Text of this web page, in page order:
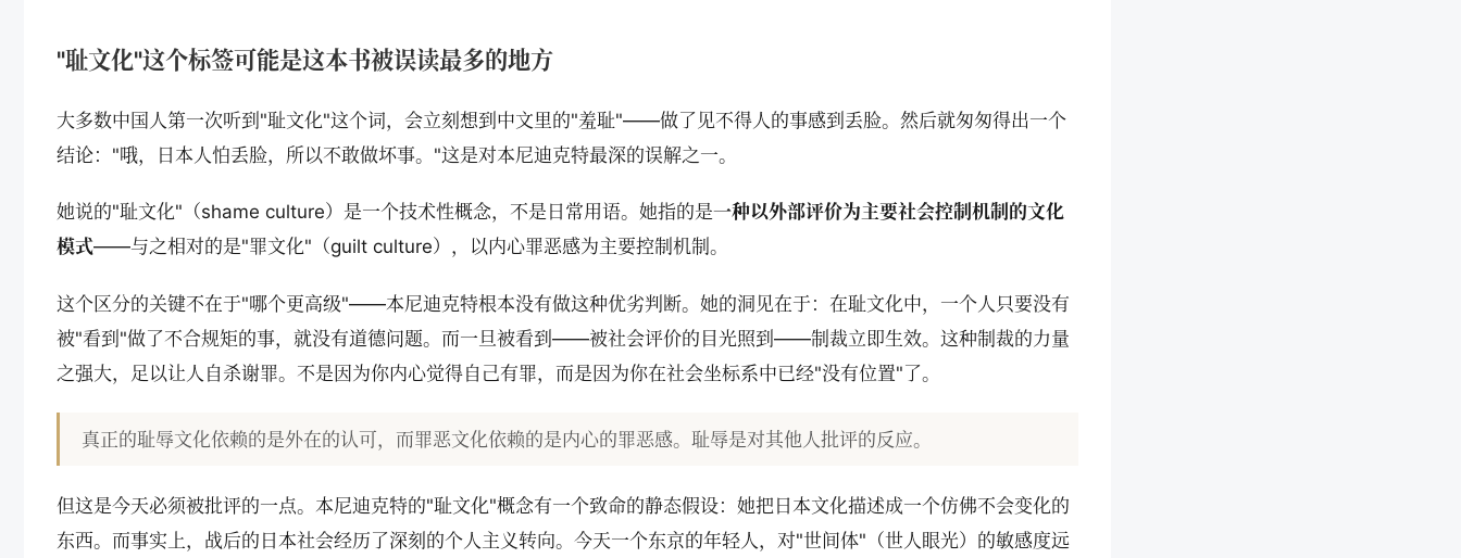
"耻文化"这个标签可能是这本书被误读最多的地方
大多数中国人第一次听到"耻文化"这个词，会立刻想到中文里的"羞耻"——做了见不得人的事感到丢脸。然后就匆匆得出一个
结论："哦，日本人怕丢脸，所以不敢做坏事。"这是对本尼迪克特最深的误解之一。
她说的"耻文化"（shame culture）是一个技术性概念，不是日常用语。她指的是一种以外部评价为主要社会控制机制的文化
模式——与之相对的是"罪文化"（guilt culture），以内心罪恶感为主要控制机制。
这个区分的关键不在于"哪个更高级"——本尼迪克特根本没有做这种优劣判断。她的洞见在于：在耻文化中，一个人只要没有
被"看到"做了不合规矩的事，就没有道德问题。而一旦被看到——被社会评价的目光照到——制裁立即生效。这种制裁的力量
之强大，足以让人自杀谢罪。不是因为你内心觉得自己有罪，而是因为你在社会坐标系中已经"没有位置"了。
真正的耻辱文化依赖的是外在的认可，而罪恶文化依赖的是内心的罪恶感。耻辱是对其他人批评的反应。
但这是今天必须被批评的一点。本尼迪克特的"耻文化"概念有一个致命的静态假设：她把日本文化描述成一个仿佛不会变化的
东西。而事实上，战后的日本社会经历了深刻的个人主义转向。今天一个东京的年轻人，对"世间体"（世人眼光）的敏感度远